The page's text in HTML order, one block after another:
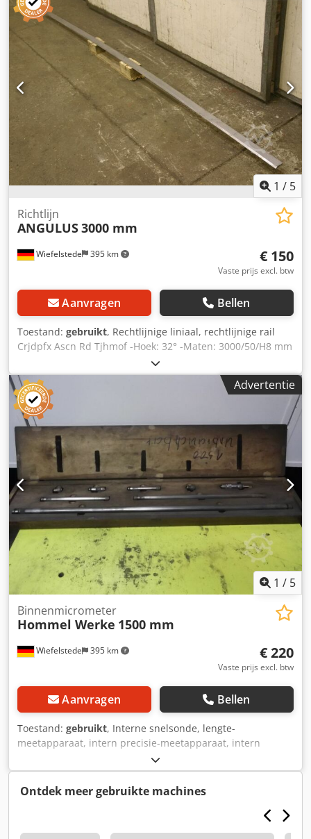
1 / 5
Wiefelstede 395 km
Richtlijn
ANGULUS3000 mm
€ 150
Vaste prijs excl. btw
Aanvragen Bellen
Toestand: gebruikt, Rechtlijnige liniaal, rechtlijnige rail
Crjdpfx Ascn Rd Tjhmof -Hoek: 32° -Maten: 3000/50/H8 mm
Advertentie
1 / 5
Wiefelstede 395 km
Binnenmicrometer
Hommel Werke 1500 mm
€ 220
Vaste prijs excl. btw
Aanvragen Bellen
Toestand: gebruikt, Interne snelsonde, lengte-
meetapparaat, intern precisie-meetapparaat, intern
meetapparaat, interne meetsonde, schroef van de
micrometer Cedpfxjd Hb Iao Ahmsrf -Een revolutie van de
trommel komt overeen met: 0,5 mm -Interieur
meetapparaat -Meetbereik: ca. 800 - 1500 mm -gewicht: 5
Ontdek meer gebruikte machines